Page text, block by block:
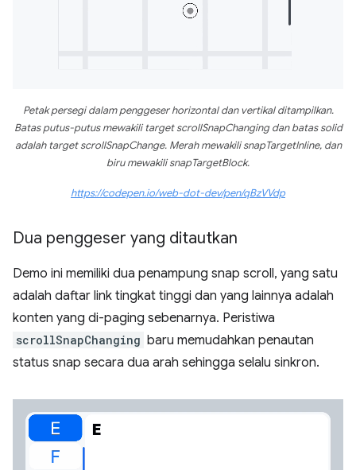
Petak persegi dalam penggeser horizontal dan vertikal ditampilkan.
Batas putus-putus mewakili target scrollSnapChanging dan batas solid
adalah target scrollSnapChange. Merah mewakili snapTargetInline, dan
biru mewakili snapTargetBlock.
https://codepen.io/web-dot-dev/pen/qBzVVdp
Dua penggeser yang ditautkan
Demo ini memiliki dua penampung snap scroll, yang satu
adalah daftar link tingkat tinggi dan yang lainnya adalah
konten yang di-paging sebenarnya. Peristiwa
scrollSnapChanging baru memudahkan penautan
status snap secara dua arah sehingga selalu sinkron.